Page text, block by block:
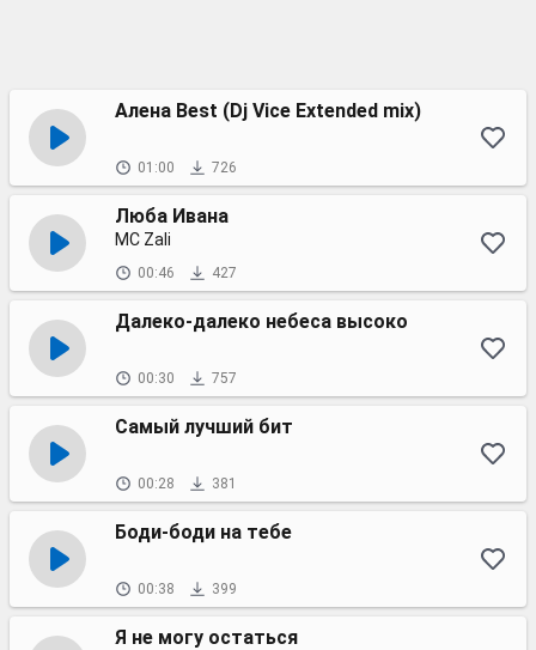
Алена Best (Dj Vice Extended mix)
01:00 726
Люба Ивана
MC Zali
00:46 427
Далеко-далеко небеса высоко
00:30 757
Самый лучший бит
00:28 381
Боди-боди на тебе
00:38 399
Я не могу остаться